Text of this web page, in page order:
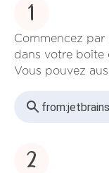
1
Commencez
dans votre boîte
Vous pouvez
from:
2